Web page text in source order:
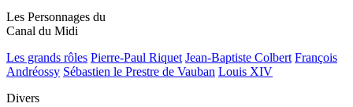
Les Personnages du
Canal du Midi
Les grands rôles Pierre-Paul Riquet Jean-Baptiste Colbert François
Andréossy Sébastien le Prestre de Vauban Louis XIV
Divers